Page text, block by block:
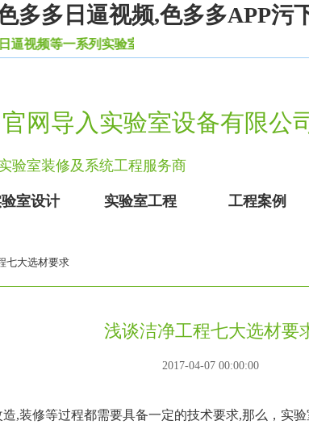
多多日逼视频,色多多APP污
等一系列实验室设备家具。
网导入实验室设备有限公
实验室装修及系统工程服务商
室设计 实验室工程 工程案例
七大选材要求
浅谈洁净工程七大选材要
2017-04-07 00:00:00
修等过程都需要具备一定的技术要求,那么，实验